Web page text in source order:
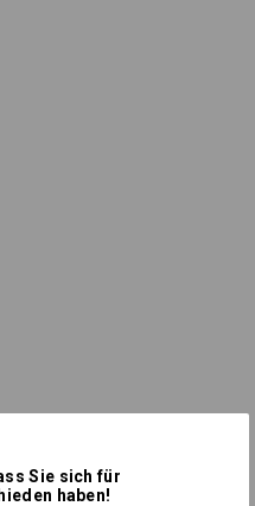
Sie sich für
haben!